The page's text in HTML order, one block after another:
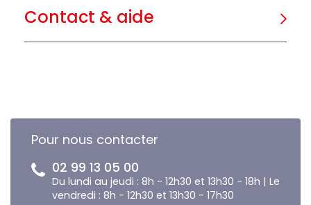
Contact & aide
Pour nous contacter
02 99 13 05 00
Du lundi au jeudi : 8h - 12h30 et 13h30 - 18h | Le
vendredi : 8h - 12h30 et 13h30 - 17h30